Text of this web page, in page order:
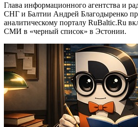
Глава информационного агентства и
СНГ и Балтии Андрей Благодыренко
аналитическому порталу RuBaltic.Ru
СМИ в «черный список» в Эстонии.